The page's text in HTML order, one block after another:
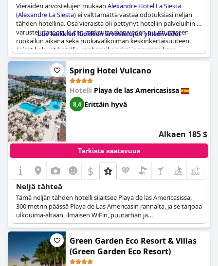
Vieraiden arvostelujen mukaan Alexandre Hotel La Siesta
(Alexandre La Siesta)ei välttämättä vastaa odotuksiasi neljän
tähden hotellina. Osa vieraista oli pettynyt hotellin palveluihin ja
varustelutasoon, kuten maksuttoman veden puuttumiseen
ruokailun aikana sekä ruokavalikoiman keskinkertaisuuteen.
Toiset kokivat hotellin vanhanaikaiseksi ja parannuksen
tarpeessa olevaksi. Jotkut vieraat kuitenkin nauttivat edelleen
oleskelustaan ja pitivät hotellia viihtyisänä ja helposti
saavutettavana. Jos harkitset majoittumista täällä, pidä
mielessä, että hotellista ja sen mukavuuksista on ollut
ristiriitaisia arvosteluja.
Lue kaikkien luokkien arvostelujen yhteenvedot
Spring Hotel Vulcano
Hotelli Playa de las Americasissa
8,4 Erittäin hyvä
Alkaen 185 $
Tarkista saatavuus
$
Neljä tähteä
Tämä neljän tähden hotelli sijaitsee Playa de las Americasissa,
300 metrin päässä Playa de Las Americasin rannalta, ja se tarjoaa
ulkouima-altaan, ilmaisen WiFin, puutarhan ja
viihdehenkilökuntaa.
Green Garden Eco Resort & Villas
(Green Garden Eco Resort)